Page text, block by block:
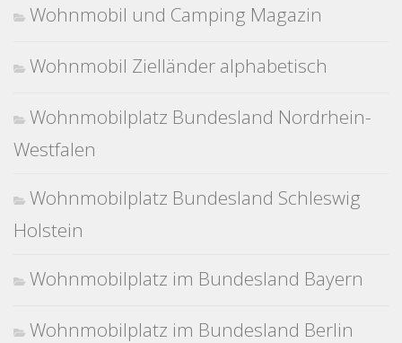
Wohnmobil und Camping Magazin
Wohnmobil Zielländer alphabetisch
Wohnmobilplatz Bundesland Nordrhein-
Westfalen
Wohnmobilplatz Bundesland Schleswig
Holstein
Wohnmobilplatz im Bundesland Bayern
Wohnmobilplatz im Bundesland Berlin